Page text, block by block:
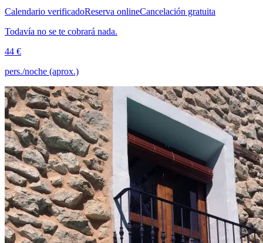
Calendario verificadoReserva onlineCancelación gratuita
Todavía no se te cobrará nada.
44 €
pers./noche (aprox.)